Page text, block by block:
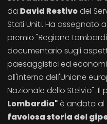
da David Restivodel
Stati Uniti. Ha assegnato
premio "Regione
documentario sugli
paesaggistici ed
all'interno dell'Unione
Nazionale dello Stelvio". Il
Lombardia"è andato
favolosa storia del